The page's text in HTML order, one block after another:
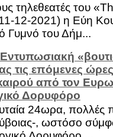
τηλεθεατές του
12-2021) η Εύη
Γυμνό του Δήμ...
τις επόμενες
από τον
Δορυφόρο
24ωρα, πολλές
, ωστόσο